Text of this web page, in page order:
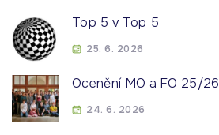
Top 5 v Top 5
25. 6. 2026
Ocenění MO a FO 25/26
24. 6. 2026